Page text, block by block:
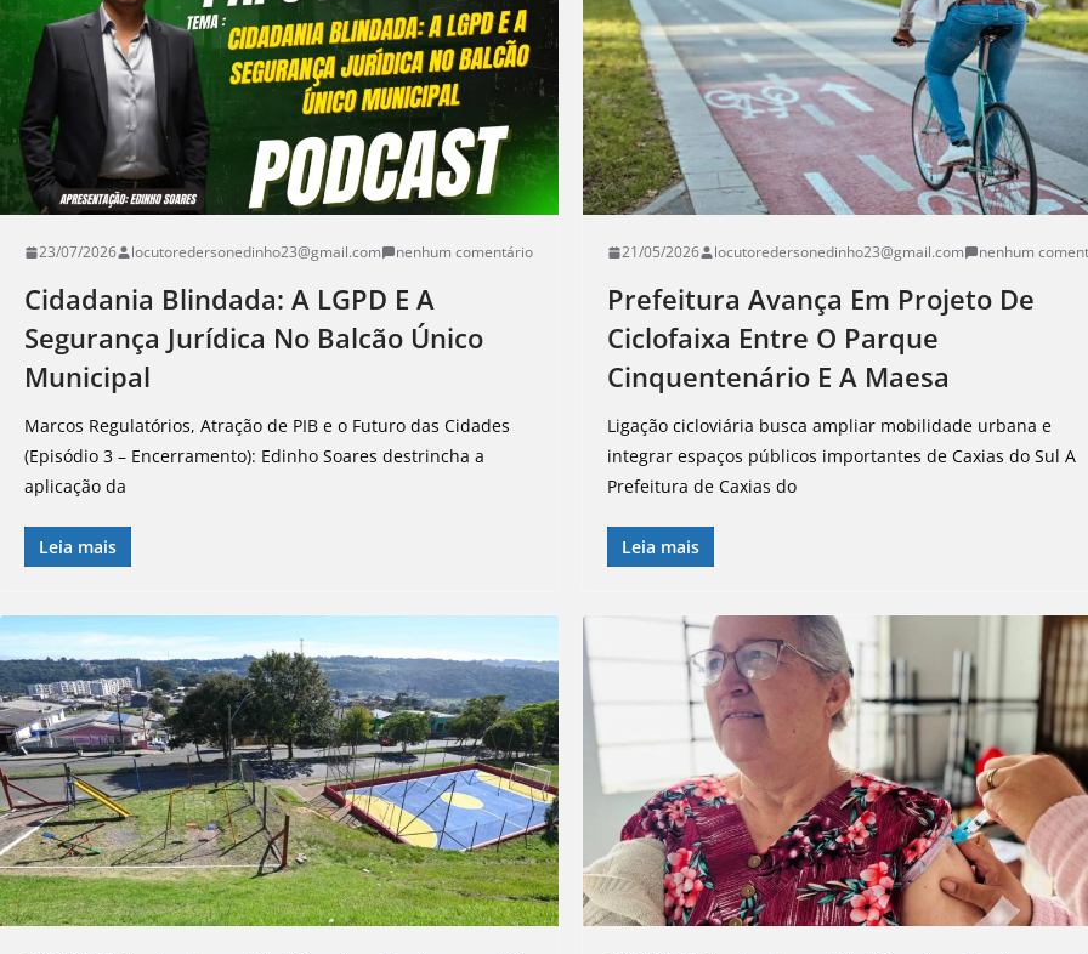
23/07/2026 locutoredersonedinho23@gmail.com nenhum comentário
Cidadania Blindada: A LGPD E A
Segurança Jurídica No Balcão Único
Municipal
Marcos Regulatórios, Atração de PIB e o Futuro das Cidades
(Episódio 3 – Encerramento): Edinho Soares destrincha a
aplicação da
Leia mais
21/05/2026 locutoredersonedinho23@gmail.com nenhum
Prefeitura Avança Em Projeto De
Ciclofaixa Entre O Parque
Cinquentenário E A Maesa
Ligação cicloviária busca ampliar mobilidade urbana e
integrar espaços públicos importantes de Caxias do Sul A
Prefeitura de Caxias do
Leia mais